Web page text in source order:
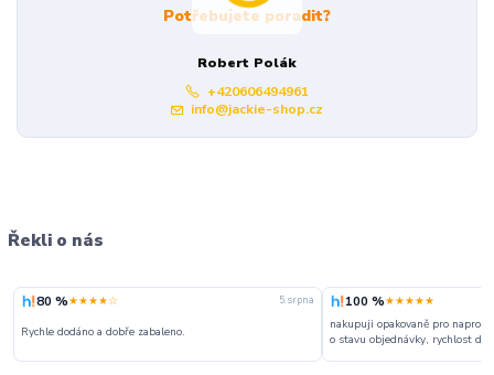
Potřebujete poradit?
Robert Polák
+420606494961
info@jackie-shop.cz
Řekli o nás
80 %★★★★☆ 5. srpna
Rychle dodáno a dobře zabaleno.
100 %★★★★★
nakupuji opakovaně pro
o stavu objednávky, rychlost